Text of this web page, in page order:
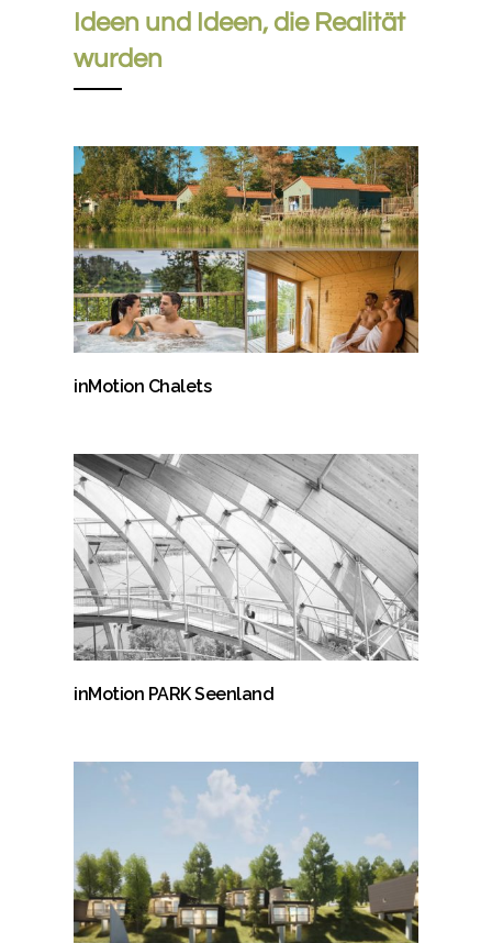
Ideen und Ideen, die Realität
wurden
inMotion Chalets
inMotion PARK Seenland